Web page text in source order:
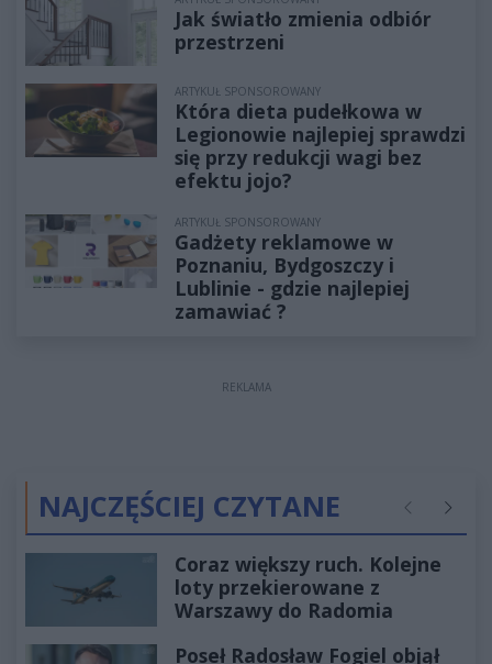
Jak światło zmienia odbiór
przestrzeni
ARTYKUŁ SPONSOROWANY
Która dieta pudełkowa w
Legionowie najlepiej sprawdzi
się przy redukcji wagi bez
efektu jojo?
ARTYKUŁ SPONSOROWANY
Gadżety reklamowe w
Poznaniu, Bydgoszczy i
Lublinie - gdzie najlepiej
zamawiać ?
REKLAMA
NAJCZĘŚCIEJ CZYTANE Poprzednie
Coraz większy ruch. Kolejne
loty przekierowane z
Warszawy do Radomia
Poseł Radosław Fogiel objął